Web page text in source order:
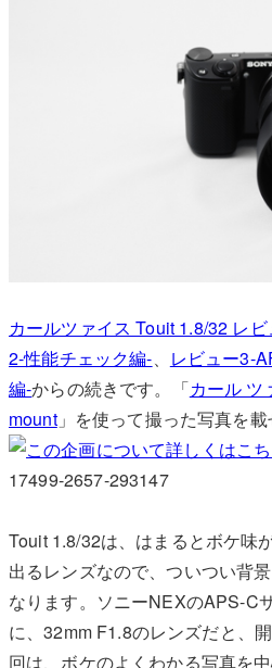
カールツァイス Touit 1.8/32 レ
2-性能チェック編-、 レビュー3-
編-からの続きです。「カール ツ
mount」を使って撮った写真を載
17499-2657-293147
Touit 1.8/32は、はまるとボケ味
出るレンズなので、ついつい背
なります。ソニーNEXのAPS-C
に、32mm F1.8のレンズだと、
回は、ボケのよくわかる写真を